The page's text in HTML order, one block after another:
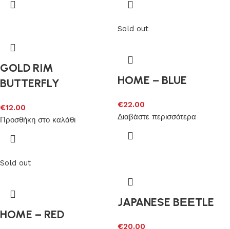
GOLD RIM
BUTTERFLY
€12.00
Προσθήκη στο καλάθι
Sold out
HOME – BLUE
€22.00
Διαβάστε περισσότερα
Sold out
HOME – RED
JAPANESE BΕΕTLE
€20.00